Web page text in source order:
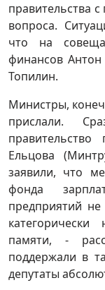
правительства
вопроса.
что на
финансов
Топилин.
Министры,
прислали.
Ельцова
заявили, что
фонда
предприятий не
памяти, -
поддержали в
депутаты